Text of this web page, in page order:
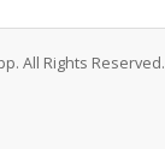
All Rights Reserved.